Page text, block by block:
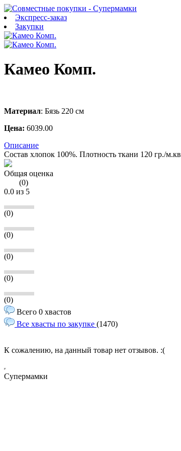
Экспресс-заказ
Закупки
Камео Комп.
Материал: Бязь 220 см
Цена: 6039.00
Описание
Состав хлопок 100%. Плотность ткани 120 гр./м.кв
Общая оценка
(0)
0.0 из 5
(0)
(0)
(0)
(0)
(0)
Всего 0 хвастов
Все хвасты по закупке (1470)
К сожалению, на данный товар нет отзывов. :(
Супермамки